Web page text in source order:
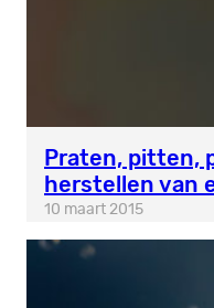
Praten, pitten,
herstellen van
10 maart 2015